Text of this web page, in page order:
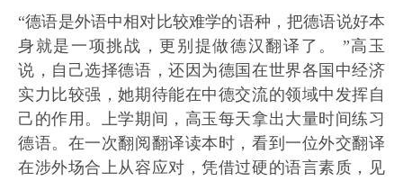
“德语是外语中相对比较难学的语种，把德语说好本
身就是一项挑战，更别提做德汉翻译了。 ”高玉
说，自己选择德语，还因为德国在世界各国中经济
实力比较强，她期待能在中德交流的领域中发挥自
己的作用。上学期间，高玉每天拿出大量时间练习
德语。在一次翻阅翻译读本时，看到一位外交翻译
在涉外场合上从容应对，凭借过硬的语言素质，见